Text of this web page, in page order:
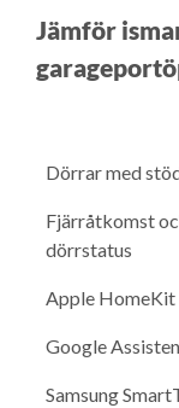
Jämför
Dörrar med
Fjärråtkomst
dörrstatus
Apple HomeKit
Google
Samsung